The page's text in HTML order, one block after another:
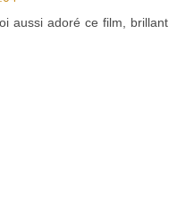
aussi adoré ce film, brillant